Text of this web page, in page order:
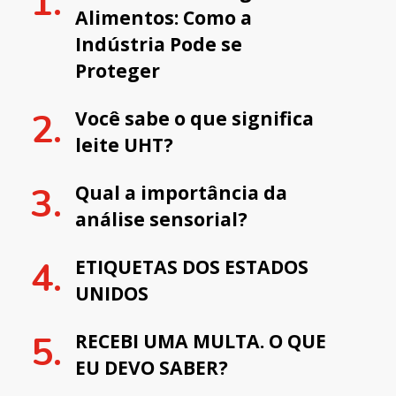
Alimentos: Como a
Indústria Pode se
Proteger
Você sabe o que significa
leite UHT?
Qual a importância da
análise sensorial?
ETIQUETAS DOS ESTADOS
UNIDOS
RECEBI UMA MULTA. O QUE
EU DEVO SABER?